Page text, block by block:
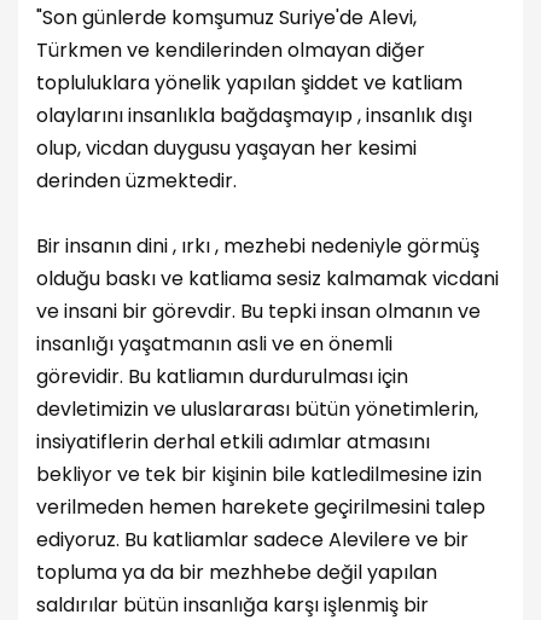
"Son günlerde komşumuz Suriye'de Alevi,
Türkmen ve kendilerinden olmayan diğer
topluluklara yönelik yapılan şiddet ve katliam
olaylarını insanlıkla bağdaşmayıp , insanlık dışı
olup, vicdan duygusu yaşayan her kesimi
derinden üzmektedir.
Bir insanın dini , ırkı , mezhebi nedeniyle görmüş
olduğu baskı ve katliama sesiz kalmamak vicdani
ve insani bir görevdir. Bu tepki insan olmanın ve
insanlığı yaşatmanın asli ve en önemli
görevidir. Bu katliamın durdurulması için
devletimizin ve uluslararası bütün yönetimlerin,
insiyatiflerin derhal etkili adımlar atmasını
bekliyor ve tek bir kişinin bile katledilmesine izin
verilmeden hemen harekete geçirilmesini talep
ediyoruz. Bu katliamlar sadece Alevilere ve bir
topluma ya da bir mezhhebe değil yapılan
saldırılar bütün insanlığa karşı işlenmiş bir